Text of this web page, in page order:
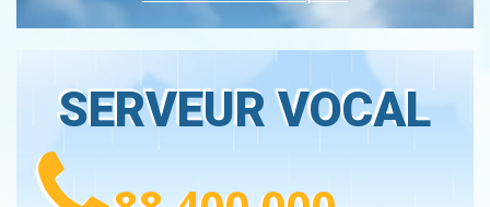
SERVEUR VOCAL